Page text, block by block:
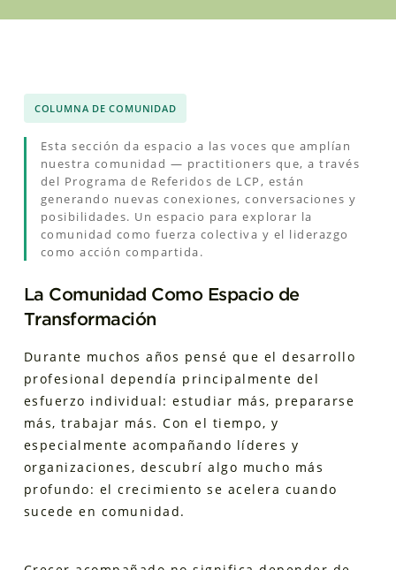
COLUMNA DE COMUNIDAD
Esta sección da espacio a las voces que amplían
nuestra comunidad — practitioners que, a través
del Programa de Referidos de LCP, están
generando nuevas conexiones, conversaciones y
posibilidades. Un espacio para explorar la
comunidad como fuerza colectiva y el liderazgo
como acción compartida.
La Comunidad Como Espacio de
Transformación
Durante muchos años pensé que el desarrollo
profesional dependía principalmente del
esfuerzo individual: estudiar más, prepararse
más, trabajar más. Con el tiempo, y
especialmente acompañando líderes y
organizaciones, descubrí algo mucho más
profundo: el crecimiento se acelera cuando
sucede en comunidad.